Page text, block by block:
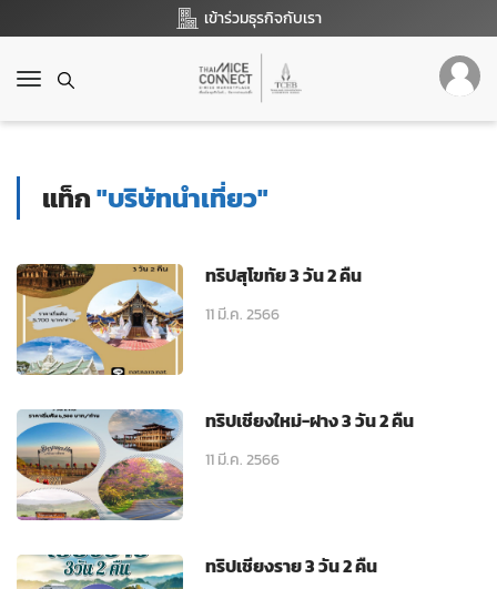
เข้าร่วมธุรกิจกับเรา
T
g
v
i
g
a
t
o
n
แท็ก"บริษัทนำเที่ยว"
ทริปสุโขทัย 3 วัน 2 คืน
11 มี.ค. 2566
ทริปเชียงใหม่-ฝาง 3 วัน 2 คืน
11 มี.ค. 2566
ทริปเชียงราย 3 วัน 2 คืน